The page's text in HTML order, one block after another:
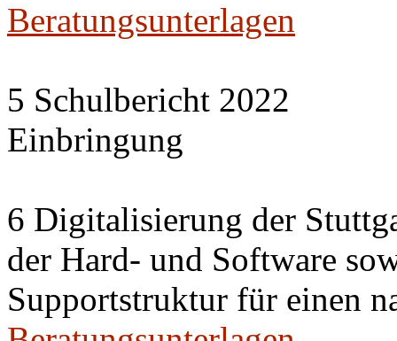
Beratungsunterlagen
5 Schulbericht 2022
Einbringung
6 Digitalisierung der
der Hard- und Software
Supportstruktur für einen